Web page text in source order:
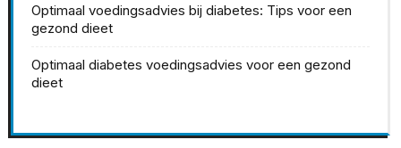
Optimaal voedingsadvies bij diabetes: Tips voor een
gezond dieet
Optimaal diabetes voedingsadvies voor een gezond
dieet